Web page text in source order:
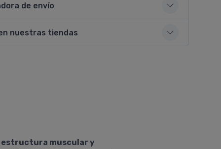
de envío
nuestras tiendas
estructura muscular y